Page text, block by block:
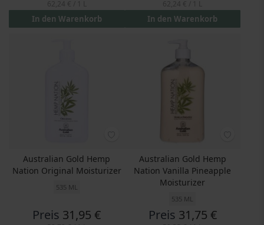
In den Warenkorb In den Warenkorb
Australian Gold Hemp
Nation Original Moisturizer
535 ML
Preis 31,95 €
Australian Gold Hemp
Nation Vanilla Pineapple
Moisturizer
535 ML
Preis 31,75 €